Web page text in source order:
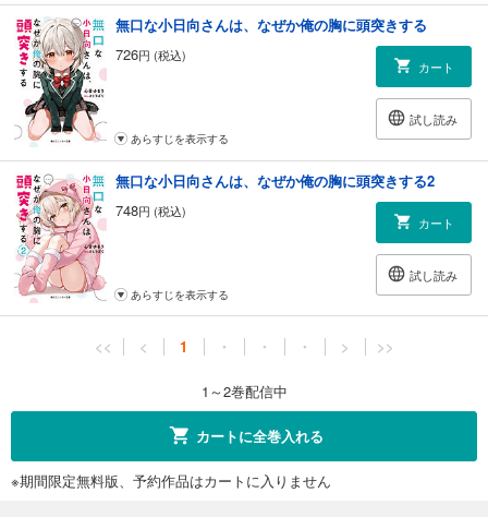
無口な小日向さんは、なぜか俺の胸に頭突きする
726円 (税込)
カート
試し読み
あらすじを表示する
無口な小日向さんは、なぜか俺の胸に頭突きする2
748円 (税込)
カート
試し読み
あらすじを表示する
<< < 1 ・ ・ ・ > >>
1～2巻配信中
カートに全巻入れる
※期間限定無料版、予約作品はカートに入りません